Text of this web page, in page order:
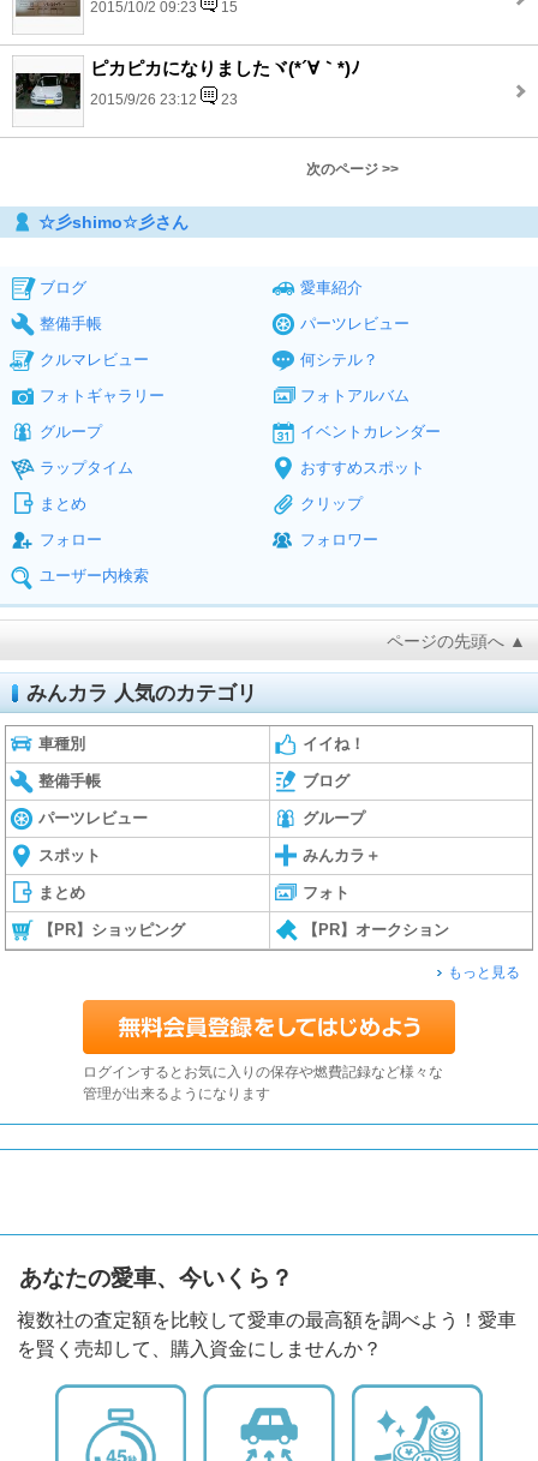
2015/10/2 09:23 15
ピカピカになりましたヾ(*´∀｀*)ﾉ
2015/9/26 23:12 23
次のページ >>
☆彡shimo☆彡さん
ブログ
愛車紹介
整備手帳
パーツレビュー
クルマレビュー
何シテル？
フォトギャラリー
フォトアルバム
グループ
イベントカレンダー
ラップタイム
おすすめスポット
まとめ
クリップ
フォロー
フォロワー
ユーザー内検索
ページの先頭へ ▲
みんカラ 人気のカテゴリ
車種別 イイね！
整備手帳 ブログ
パーツレビュー グループ
スポット みんカラ＋
まとめ フォト
【PR】ショッピング 【PR】オークション
もっと見る
ログインするとお気に入りの保存や燃費記録など様々な
管理が出来るようになります
あなたの愛車、今いくら？
複数社の査定額を比較して愛車の最高額を調べよう！愛車
を賢く売却して、購入資金にしませんか？